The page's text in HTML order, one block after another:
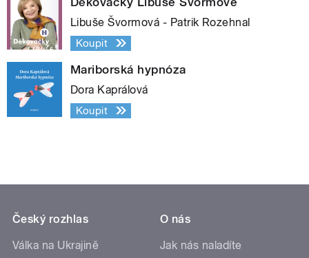
Libuše Švormová - Patrik Rozehnal
Koupit
Mariborská hypnóza
Dora Kaprálová
Koupit
Český rozhlas
Válka na Ukrajině
O nás
Jak nás naladíte